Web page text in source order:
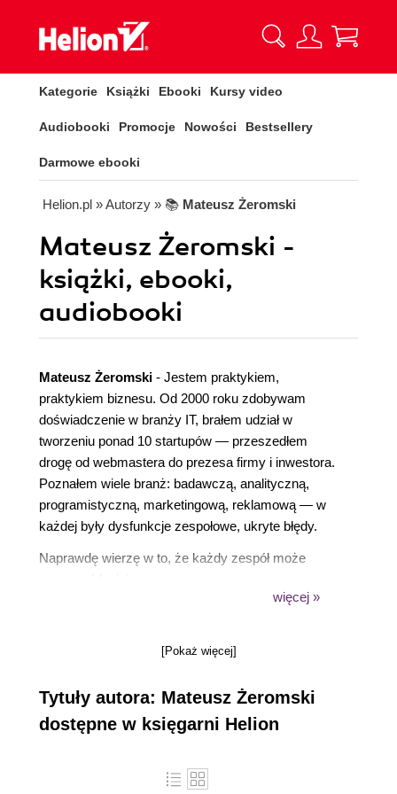
Kategorie Książki Ebooki Kursy video
Audiobooki Promocje Nowości Bestsellery
Darmowe ebooki
Helion.pl » Autorzy » 📚 Mateusz Żeromski
Mateusz Żeromski -
książki, ebooki,
audiobooki
Mateusz Żeromski - Jestem praktykiem,
praktykiem biznesu. Od 2000 roku zdobywam
doświadczenie w branży IT, brałem udział w
tworzeniu ponad 10 startupów — przeszedłem
drogę od webmastera do prezesa firmy i inwestora.
Poznałem wiele branż: badawczą, analityczną,
programistyczną, marketingową, reklamową — w
każdej były dysfunkcje zespołowe, ukryte błędy.
Naprawdę wierzę w to, że każdy zespół może
efektywnego zespołu. Dlatego też stworzyłem
roku prowadzę warsztaty i przeprowadzam
transformacje firm, oparte na konkretnej wiedzy
biznesowej.
Scruma traktuję jako techniczną implementację
więcej »
[Pokaż więcej]
Tytuły autora: Mateusz Żeromski
dostępne w księgarni Helion